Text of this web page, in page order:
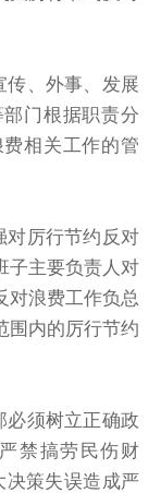
传、外事、发展
门根据职责分
相关工作的管
厉行节约反对
子主要负责人对
对浪费工作负总
围内的厉行节约
须树立正确政
禁搞劳民伤财
决策失误造成严